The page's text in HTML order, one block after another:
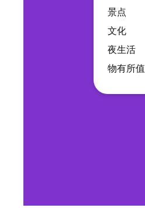
景点
文化
夜生活
物有所值